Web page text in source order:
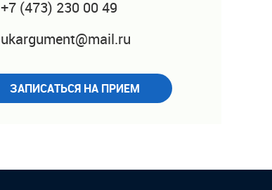
+7 (473) 230 00 49
ukargument@mail.ru
ЗАПИСАТЬСЯ НА ПРИЕМ